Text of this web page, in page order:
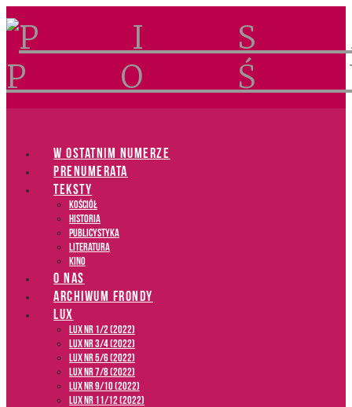
W OSTATNIM NUMERZE
PRENUMERATA
TEKSTY
Kościół
Historia
Publicystyka
Literatura
Kino
O NAS
ARCHIWUM FRONDY
LUX
LUX NR 1/2 (2022)
LUX NR 3/4 (2022)
LUX NR 5/6 (2022)
LUX NR 7/8 (2022)
LUX nr 9/10 (2022)
LUX NR 11/12 (2022)